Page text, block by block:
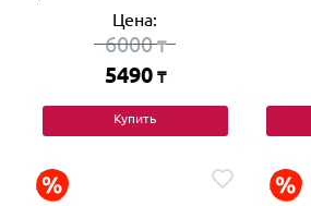
Цена:
6000₸
5490 ₸
Купить